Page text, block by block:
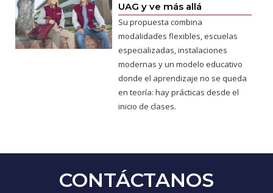
UAG y ve más allá
Su propuesta combina
modalidades flexibles, escuelas
especializadas, instalaciones
modernas y un modelo educativo
donde el aprendizaje no se queda
en teoría: hay prácticas desde el
inicio de clases.
CONTÁCTANOS